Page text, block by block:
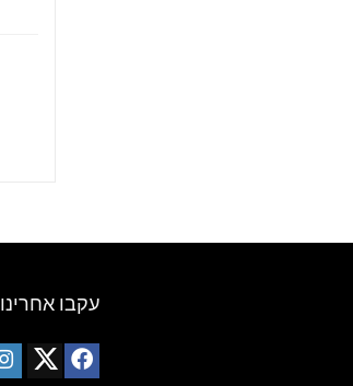
עקבו אחרינו